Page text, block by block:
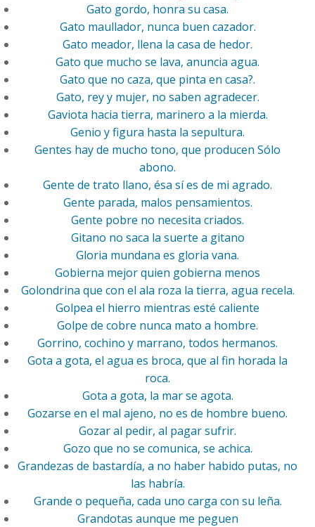
Gato gordo, honra su casa.
Gato maullador, nunca buen cazador.
Gato meador, llena la casa de hedor.
Gato que mucho se lava, anuncia agua.
Gato que no caza, que pinta en casa?.
Gato, rey y mujer, no saben agradecer.
Gaviota hacia tierra, marinero a la mierda.
Genio y figura hasta la sepultura.
Gentes hay de mucho tono, que producen Sólo
abono.
Gente de trato llano, ésa sí es de mi agrado.
Gente parada, malos pensamientos.
Gente pobre no necesita criados.
Gitano no saca la suerte a gitano
Gloria mundana es gloria vana.
Gobierna mejor quien gobierna menos
Golondrina que con el ala roza la tierra, agua recela.
Golpea el hierro mientras esté caliente
Golpe de cobre nunca mato a hombre.
Gorrino, cochino y marrano, todos hermanos.
Gota a gota, el agua es broca, que al fin horada la
roca.
Gota a gota, la mar se agota.
Gozarse en el mal ajeno, no es de hombre bueno.
Gozar al pedir, al pagar sufrir.
Gozo que no se comunica, se achica.
Grandezas de bastardía, a no haber habido putas, no
las habría.
Grande o pequeña, cada uno carga con su leña.
Grandotas aunque me peguen